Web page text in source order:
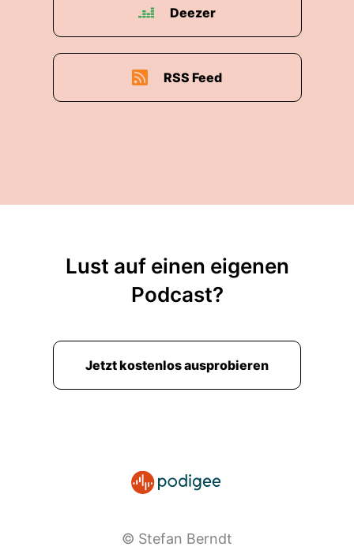
Deezer
RSS Feed
Lust auf einen eigenen
Podcast?
Jetzt kostenlos ausprobieren
© Stefan Berndt